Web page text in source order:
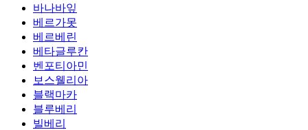
바나바잎
베르가못
베르베린
베타글루칸
벤포티아민
보스웰리아
블랙마카
블루베리
빌베리